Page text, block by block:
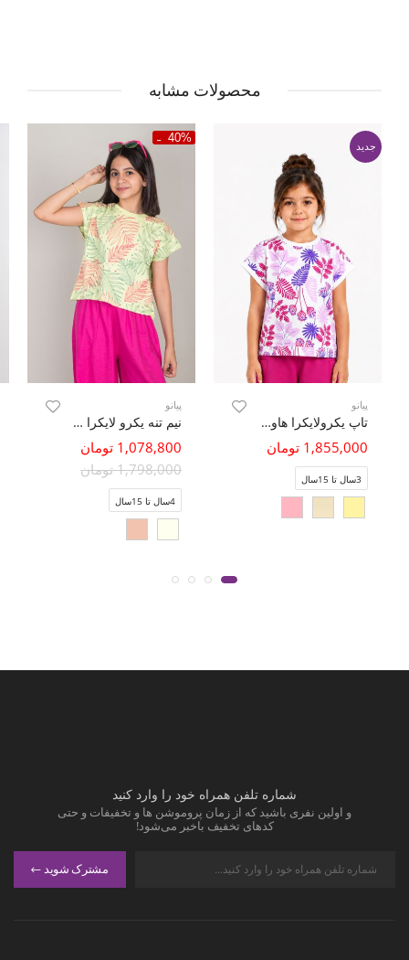
محصولات مشابه
جدید
پیانو
تاپ یکرولایکرا هاوایی(ست با کد 10808)
1,855,000 تومان
3سال تا 15سال
40%
پیانو
نیم تنه یکرو لایکرا اسلپ آستین کوتاه
1,078,800 تومان
1,798,000 تومان
4سال تا 15سال
شماره تلفن همراه خود را وارد کنید
و اولین نفری باشید که از زمان پروموشن ها و تخفیفات و حتی
کدهای تخفیف باخبر می‌شود!
مشترک شوید